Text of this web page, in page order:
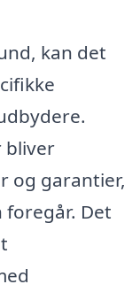
kan det
bliver
og garantier,
Det